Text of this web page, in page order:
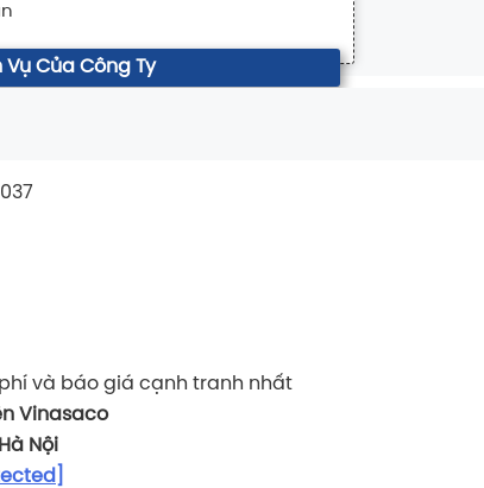
Của Công Ty
và báo giá cạnh tranh nhất
Vinasaco
Nội